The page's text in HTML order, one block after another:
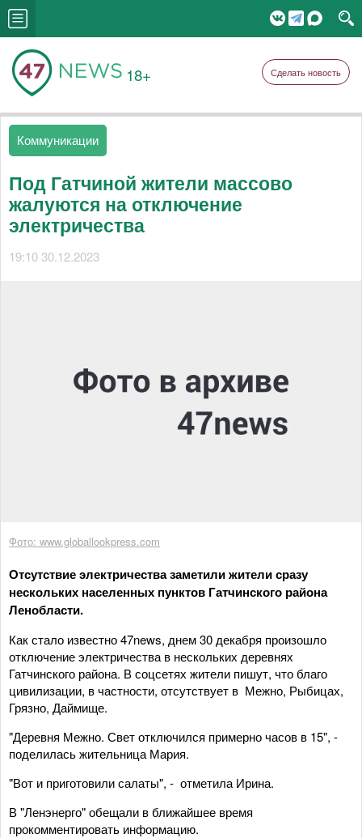
18+ Сделать новость
Коммуникации
Под Гатчиной жители массово
жалуются на отключение
электричества
19:10 30.12.2023
Фото: www.globallookpress.com
Отсутствие электричества заметили жители сразу
нескольких населенных пунктов Гатчинского района
Ленобласти.
Как стало известно 47news, днем 30 декабря произошло
отключение электричества в нескольких деревнях
Гатчинского района. В соцсетях жители пишут, что благо
цивилизации, в частности, отсутствует в Межно, Рыбицах,
Грязно, Даймище.
"Деревня Межно. Свет отключился примерно часов в 15", -
поделилась жительница Мария.
"Вот и приготовили салаты", - отметила Ирина.
В "Ленэнерго" обещали в ближайшее время
прокомментировать информацию.